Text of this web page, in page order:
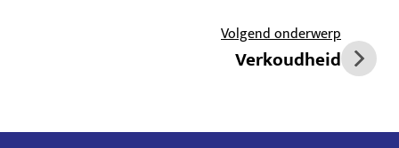
Volgend onderwerp
Verkoudheid